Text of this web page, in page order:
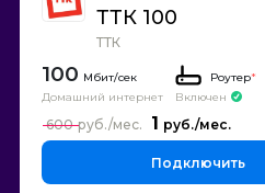
ТТК 100
ТТК
100
Домашний интернет
Роутер*
Включен
1
600
Подключить